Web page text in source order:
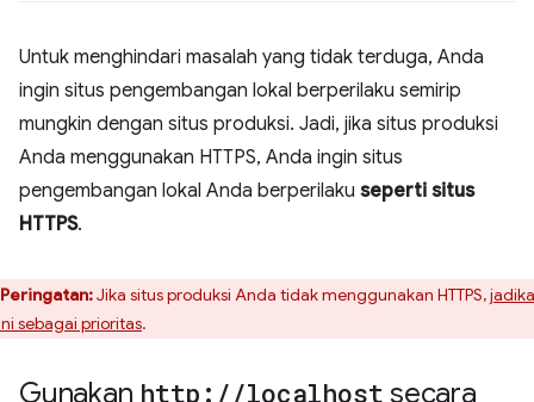
Untuk menghindari masalah yang tidak terduga, Anda
ingin situs pengembangan lokal berperilaku semirip
mungkin dengan situs produksi. Jadi, jika situs produksi
Anda menggunakan HTTPS, Anda ingin situs
pengembangan lokal Anda berperilaku seperti situs
HTTPS.
Peringatan:Jika situs produksi Anda tidak menggunakan HTTPS,
sebagai prioritas.
Gunakan http: //localhost secara